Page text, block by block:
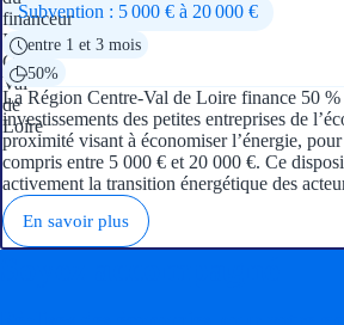
Subvention : 5 000 € à 20 000 €
entre 1 et 3 mois
50%
La Région Centre-Val de Loire finance 50 %
investissements des petites entreprises de
proximité visant à économiser l’énergie,
compris entre 5 000 € et 20 000 €. Ce
activement la transition énergétique des
En savoir plus